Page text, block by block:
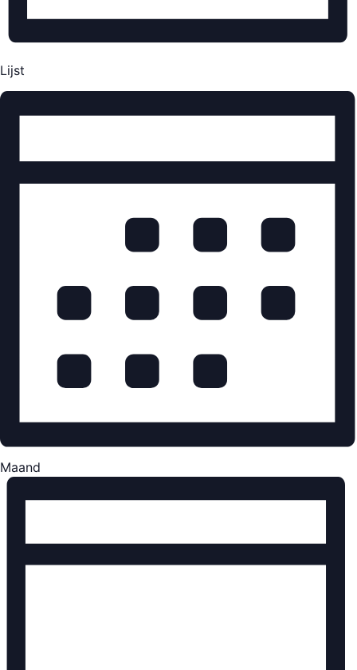
Lijst
Maand